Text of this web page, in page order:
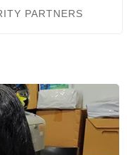
PARTNERS